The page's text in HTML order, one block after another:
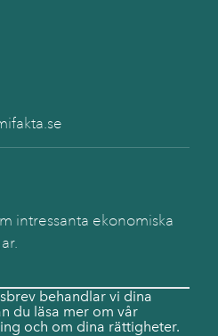
intressanta ekonomiska
behandlar vi dina
du läsa mer om vår
och om dina rättigheter.